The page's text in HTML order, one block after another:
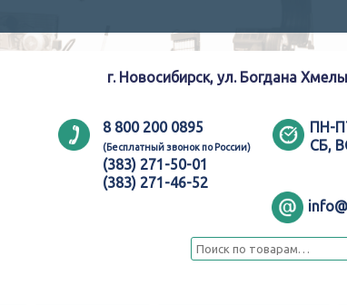
г. Новосибирск, ул. Богдана
8 800 200 0895
(Бесплатный звонок по России)
(383) 271-50-01
(383) 271-46-52
ПН-
СБ,